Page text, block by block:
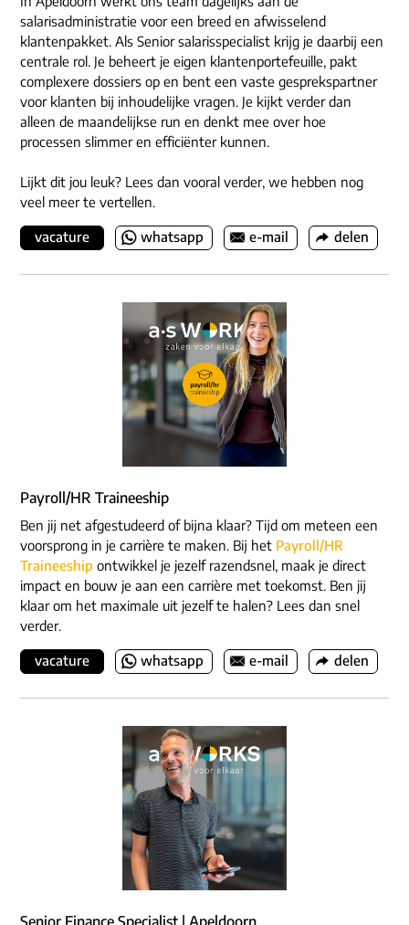
salarisadministratie voor een breed en afwisselend
klantenpakket. Als Senior salarisspecialist krijg je daarbij een
centrale rol. Je beheert je eigen klantenportefeuille, pakt
complexere dossiers op en bent een vaste gesprekspartner
voor klanten bij inhoudelijke vragen. Je kijkt verder dan
alleen de maandelijkse run en denkt mee over hoe
processen slimmer en efficiënter kunnen.
Lijkt dit jou leuk? Lees dan vooral verder, we hebben nog
veel meer te vertellen.
vacature whatsapp e-mail delen
Payroll/HR Traineeship
Ben jij net afgestudeerd of bijna klaar? Tijd om meteen een
voorsprong in je carrière te maken. Bij het Payroll/HR
Traineeship ontwikkel je jezelf razendsnel, maak je direct
impact en bouw je aan een carrière met toekomst. Ben jij
klaar om het maximale uit jezelf te halen? Lees dan snel
verder.
vacature whatsapp e-mail delen